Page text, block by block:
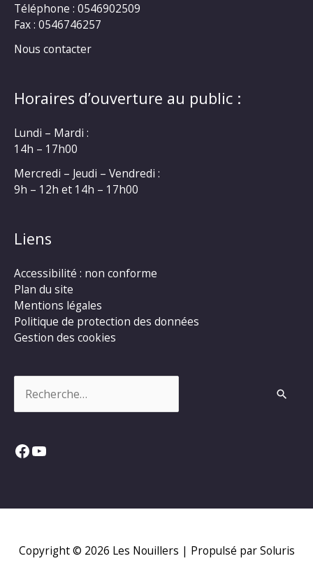
Téléphone : 0546902509
Fax : 0546746257
Nous contacter
Horaires d’ouverture au public :
Lundi – Mardi :
14h – 17h00
Mercredi – Jeudi – Vendredi :
9h – 12h et 14h – 17h00
Liens
Accessibilité : non conforme
Plan du site
Mentions légales
Politique de protection des données
Gestion des cookies
Facebook
YouTube
Copyright © 2026 Les Nouillers | Propulsé par Soluris